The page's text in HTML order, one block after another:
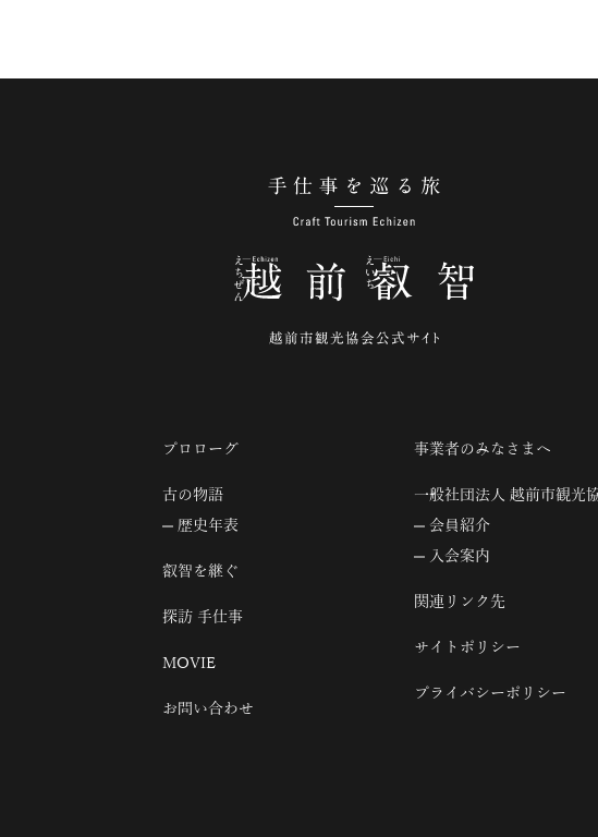
プロローグ
古の物語
歴史年表
叡智を継ぐ
探訪 手仕事
MOVIE
お問い合わせ
事業者のみなさまへ
一般社団法人 越前市観光
会員紹介
入会案内
関連リンク先
サイトポリシー
プライバシーポリシー